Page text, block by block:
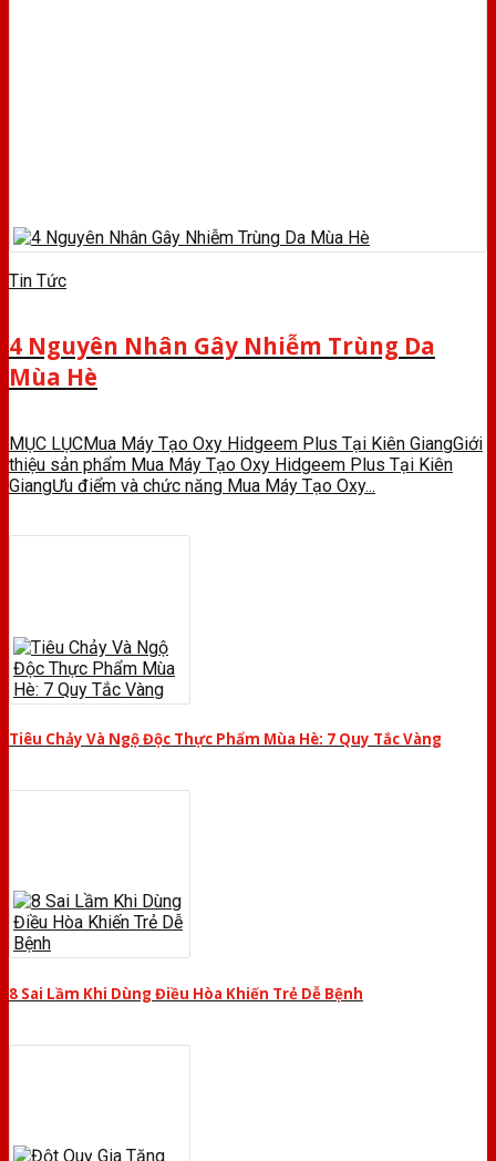
Tin Tức
4 Nguyên Nhân Gây Nhiễm Trùng Da
Mùa Hè
MỤC LỤCMua Máy Tạo Oxy Hidgeem Plus Tại Kiên GiangGiới
thiệu sản phẩm Mua Máy Tạo Oxy Hidgeem Plus Tại Kiên
GiangƯu điểm và chức năng Mua Máy Tạo Oxy...
Tiêu Chảy Và Ngộ Độc Thực Phẩm Mùa Hè: 7 Quy Tắc Vàng
8 Sai Lầm Khi Dùng Điều Hòa Khiến Trẻ Dễ Bệnh